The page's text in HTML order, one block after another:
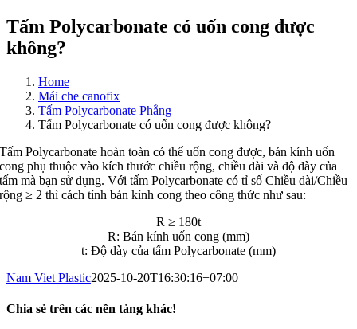
Tấm Polycarbonate có uốn cong được
không?
Home
Mái che canofix
Tấm Polycarbonate Phẳng
Tấm Polycarbonate có uốn cong được không?
Tấm Polycarbonate hoàn toàn có thể uốn cong được, bán kính uốn
cong phụ thuộc vào kích thước chiều rộng, chiều dài và độ dày của
tấm mà bạn sử dụng. Với tấm Polycarbonate có tỉ số Chiều dài/Chiều
rộng ≥ 2 thì cách tính bán kính cong theo công thức như sau:
R ≥ 180t
R: Bán kính uốn cong (mm)
t: Độ dày của tấm Polycarbonate (mm)
Nam Viet Plastic2025-10-20T16:30:16+07:00
Chia sẻ trên các nền tảng khác!